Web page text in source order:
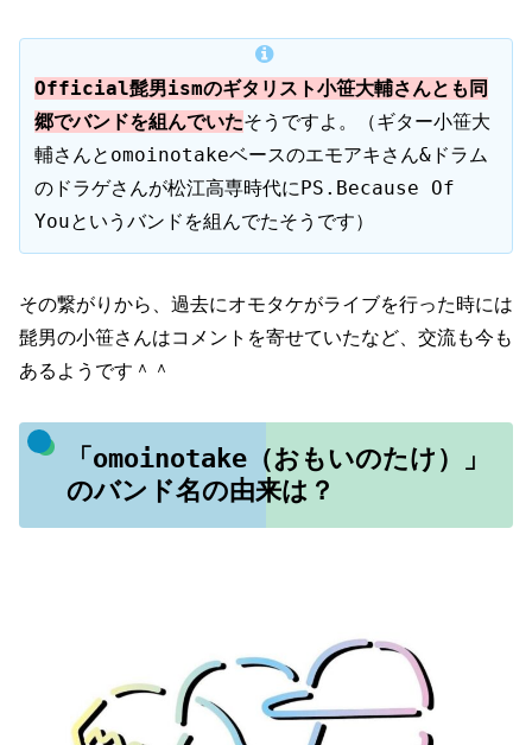
Official髭男ismのギタリスト小笹大輔さんとも同
郷でバンドを組んでいたそうですよ。（ギター小笹大
輔さんとomoinotakeベースのエモアキさん&ドラム
のドラゲさんが松江高専時代にPS.Because Of
Youというバンドを組んでたそうです）
その繋がりから、過去にオモタケがライブを行った時には
髭男の小笹さんはコメントを寄せていたなど、交流も今も
あるようです＾＾
「omoinotake（おもいのたけ）」
のバンド名の由来は？